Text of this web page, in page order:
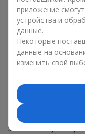
место для
поступления
понимаем, что
делаем
сохранив
Цветы из раздела
свежие,
людей
и знакомых
настоящий
цветочного
заказывая букеты у
приложение
устройства и
данные.
Некоторые
данные на
изменить свой